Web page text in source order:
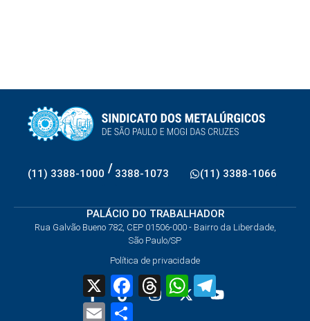
(11) 3388-1000 / 3388-1073 (11) 3388-1066
PALÁCIO DO TRABALHADOR
Rua Galvão Bueno 782, CEP 01506-000 - Bairro da Liberdade,
São Paulo/SP
Política de privacidade
X FacebookThreadsWhatsApp
Email